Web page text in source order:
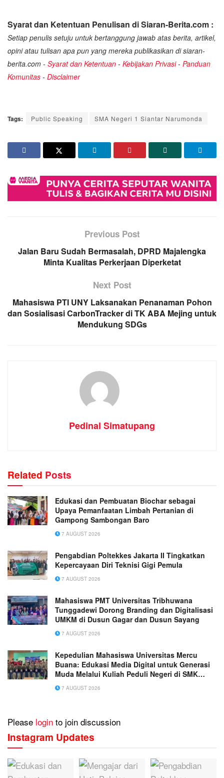
Syarat dan Ketentuan Penulisan di Siaran-Berita.com :
Setiap penulis setuju untuk bertanggung jawab atas berita, artikel,
opini atau tulisan apa pun yang mereka publikasikan di siaran-
berita.com - Syarat dan Ketentuan - Kebijakan Privasi- Panduan
Komunitas - Disclaimer
Tags: Public Speaking SMA Negeri 1 Siantar Narumonda
Previous Post
Jalan Baru Sudah Bermasalah, DPRD Majalengka
Minta Kualitas Perkerjaan Diperketat
Next Post
Mahasiswa PTI UNY Laksanakan Penanaman Pohon
dan Sosialisasi CarbonTracker di TK ABA Mejing untuk
Mendukung SDGs
Pedinal Simatupang
Related Posts
Edukasi dan Pembuatan Biochar sebagai
Upaya Pemanfaatan Limbah Pertanian di
Gampong Sambongan Baro
7 AUGUST 2026
Pengabdian Poltekkes Jakarta II Tingkatkan
Kepercayaan Diri Teknisi Gigi Pemula
7 AUGUST 2026
Mahasiswa PMT Universitas Tribhuwana
Tunggadewi Dorong Branding dan Digitalisasi
UMKM di Dusun Gagar dan Dusun Sayang
7 AUGUST 2026
Kepedulian Mahasiswa Universitas Mercu
Buana: Edukasi Media Digital untuk Generasi
Muda Melalui Kuliah Peduli Negeri di SMK
Muhammadiyah 1 Tangerang
7 AUGUST 2026
Please login to join discussion
Instagram Updates